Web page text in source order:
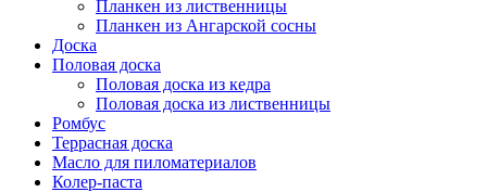
Планкен из лиственницы
Планкен из Ангарской сосны
Доска
Половая доска
Половая доска из кедра
Половая доска из лиственницы
Ромбус
Террасная доска
Масло для пиломатериалов
Колер-паста